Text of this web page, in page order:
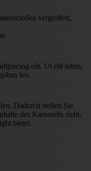
vergrößert,
elit. Ut elit tellus,
leo.
Dadurch stellen Sie
des Karussells sieht,
bietet.